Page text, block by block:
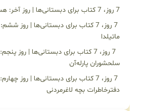
7 روز، 7 کتاب برای دبستانی‌ها | روز آخر: هستی
7 روز، 7 کتاب برای دبستانی‌ها | روز ششم:
ماتیلدا
7 روز، 7 کتاب برای دبستانی‌ها | روز پنجم:
سلحشوران پارله‌آن
7 روز، 7 کتاب برای دبستانی‌ها | روز چهارم:
دفترخاطرات بچه لاغرمردنی